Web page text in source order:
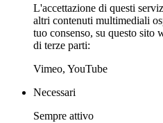
L'accettazione di questi
altri contenuti multimediali
tuo consenso, su questo sito
di terze parti:
Vimeo, YouTube
Necessari
Sempre attivo